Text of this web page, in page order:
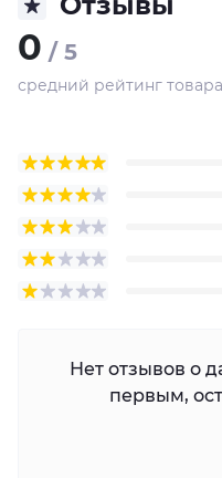
0 / 5
средний рейтинг товара
Нет отзывов о
первым,